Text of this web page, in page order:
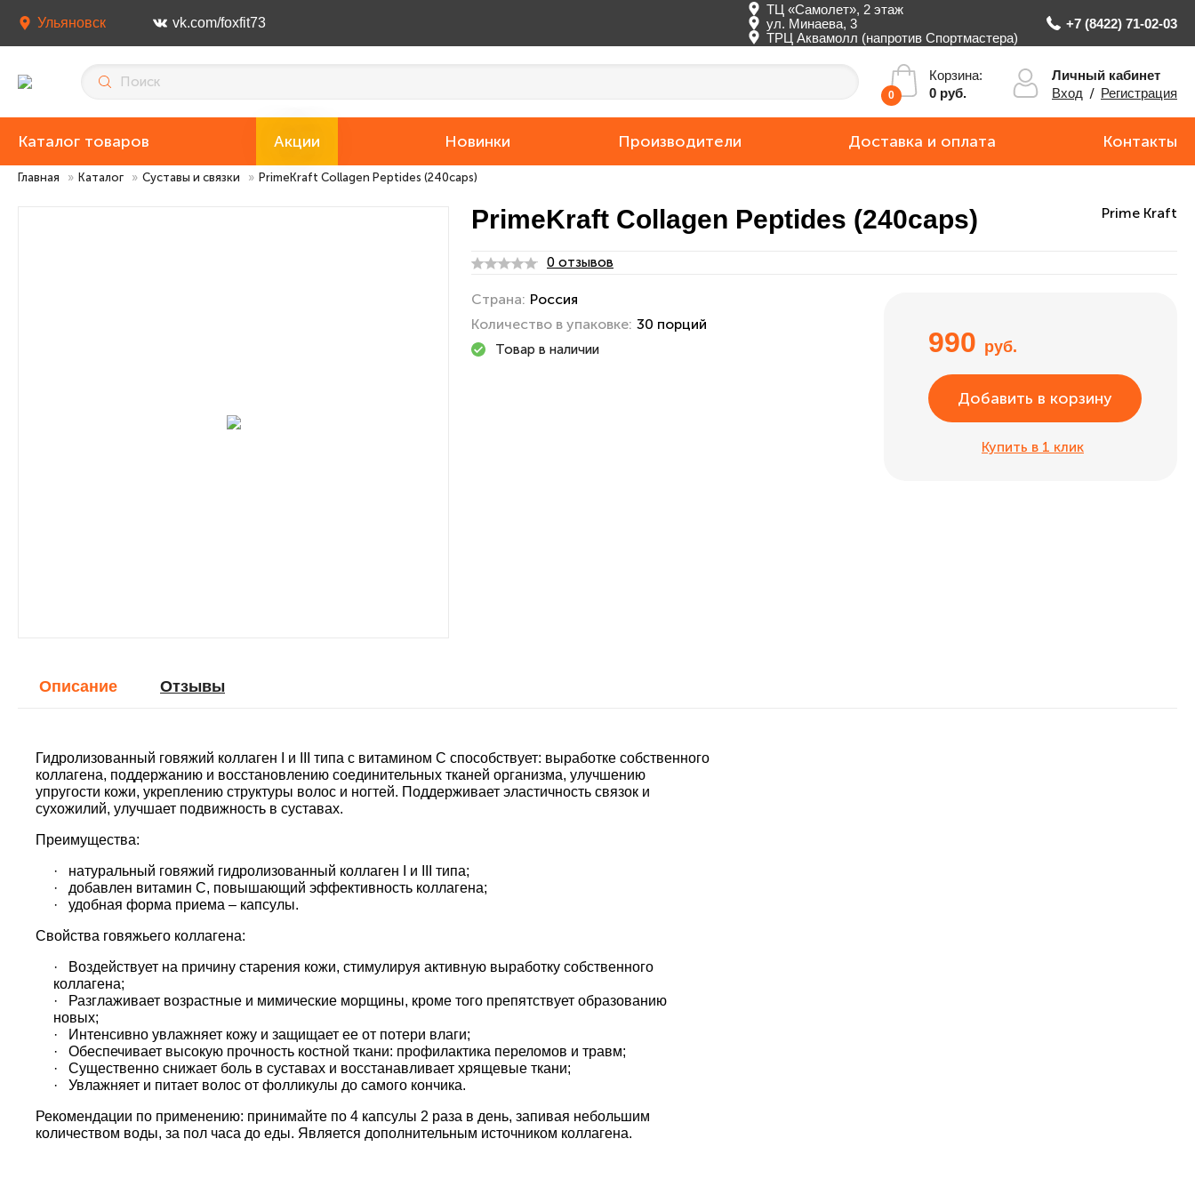
Ульяновск vk.com/foxfit73
ТЦ «Самолет», 2 этаж
ул. Минаева, 3
ТРЦ Аквамолл (напротив Спортмастера)
+7 (8422) 71-02-03
0
Корзина:
0 руб.
Личный кабинет
Вход / Регистрация
Каталог товаров Акции Новинки Производители Доставка и оплата Контакты
Главная » Каталог » Суставы и связки » PrimeKraft Collagen Peptides (240caps)
PrimeKraft Collagen Peptides (240caps) Prime Kraft
0 отзывов
Страна: Россия
Количество в упаковке: 30 порций
Товар в наличии 990 руб.
Добавить в корзину
Купить в 1 клик
Описание Отзывы
Гидролизованный говяжий коллаген I и III типа с витамином С способствует: выработке собственного
коллагена, поддержанию и восстановлению соединительных тканей организма, улучшению
упругости кожи, укреплению структуры волос и ногтей. Поддерживает эластичность связок и
сухожилий, улучшает подвижность в суставах.
Преимущества:
· натуральный говяжий гидролизованный коллаген I и III типа;
· добавлен витамин С, повышающий эффективность коллагена;
· удобная форма приема – капсулы.
Свойства говяжьего коллагена:
· Воздействует на причину старения кожи, стимулируя активную выработку собственного
коллагена;
· Разглаживает возрастные и мимические морщины, кроме того препятствует образованию
новых;
· Интенсивно увлажняет кожу и защищает ее от потери влаги;
· Обеспечивает высокую прочность костной ткани: профилактика переломов и травм;
· Существенно снижает боль в суставах и восстанавливает хрящевые ткани;
· Увлажняет и питает волос от фолликулы до самого кончика.
Рекомендации по применению: принимайте по 4 капсулы 2 раза в день, запивая небольшим
количеством воды, за пол часа до еды. Является дополнительным источником коллагена.